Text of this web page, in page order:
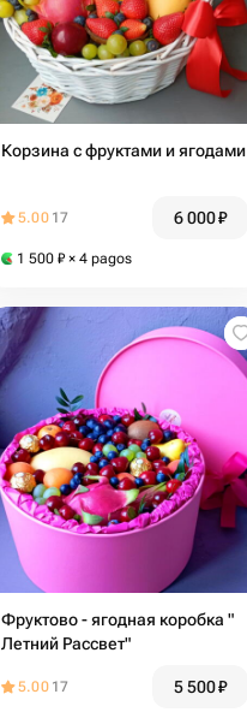
Корзина с фруктами и ягодами
5.00 17 6 000₽
1 500 ₽ × 4 pagos
Фруктово - ягодная коробка "
Летний Рассвет"
5.00 17 5 500₽